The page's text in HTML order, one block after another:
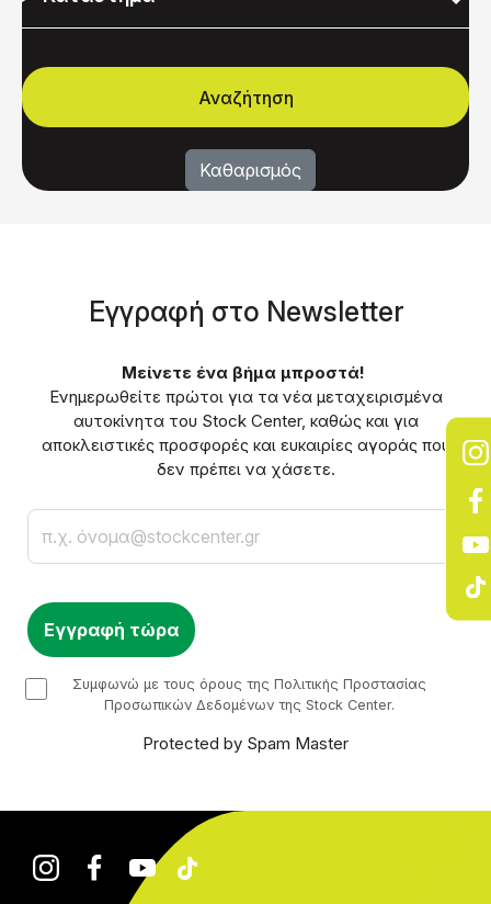
Eγγραφή στο Νewsletter
Μείνετε ένα βήμα μπροστά!
Ενημερωθείτε πρώτοι για τα νέα μεταχειρισμένα
αυτοκίνητα του Stock Center, καθώς και για
αποκλειστικές προσφορές και ευκαιρίες αγοράς που
δεν πρέπει να χάσετε.
checkbox
Συμφωνώ με τους όρους της Πολιτικής Προστασίας
Προσωπικών Δεδομένων της Stock Center.
Protected by Spam Master